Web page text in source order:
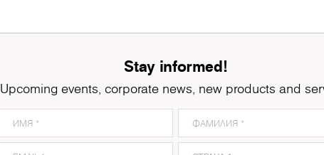
Stay informed!
Upcoming events, corporate news, new products and